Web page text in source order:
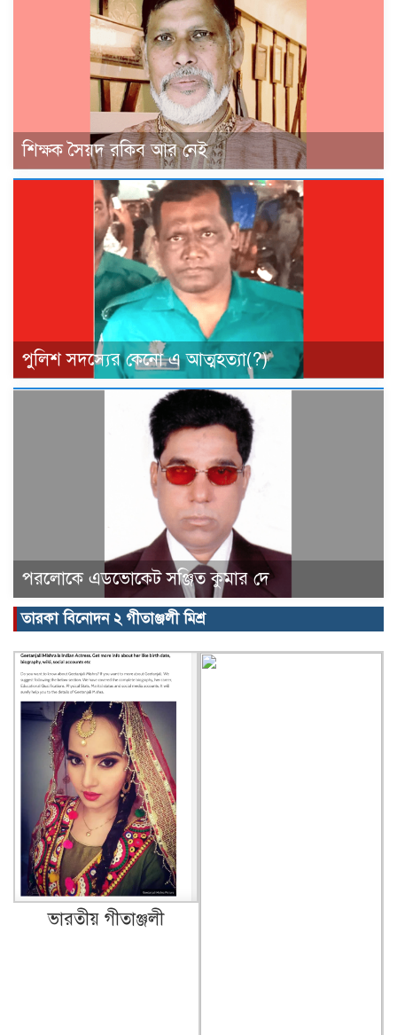
শিক্ষক সৈয়দ রকিব আর নেই
পুলিশ সদস্যের কেনো এ আত্মহত্যা(?)
পরলোকে এডভোকেট সঞ্জিত কুমার দে
তারকা বিনোদন ২ গীতাঞ্জলী মিশ্র
ভারতীয় গীতাঞ্জলী